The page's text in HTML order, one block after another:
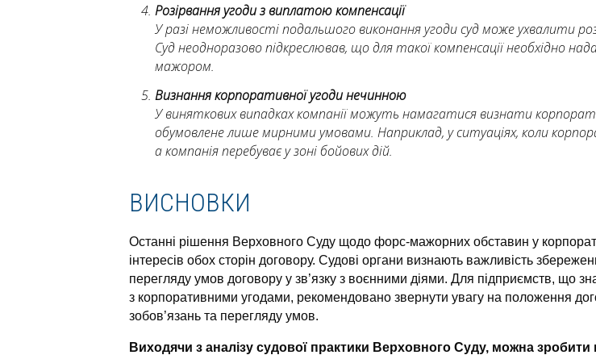
Розірвання угоди з виплатою компенсації
У разі неможливості подальшого виконання угоди суд може ухвалити
Суд неодноразово підкреслював, що для такої компенсації необхідно
мажором.
Визнання корпоративної угоди нечинною
У виняткових випадках компанії можуть намагатися визнати
обумовлене лише мирними умовами. Наприклад, у ситуаціях, коли
а компанія перебуває у зоні бойових дій.
ВИСНОВКИ
Останні рішення Верховного Суду щодо форс-мажорних обставин у
інтересів обох сторін договору. Судові органи визнають важливість
перегляду умов договору у зв’язку з воєнними діями. Для підприємств, що
з корпоративними угодами, рекомендовано звернути увагу на положення
зобов’язань та перегляду умов.
Виходячи з аналізу судової практики Верховного Суду, можна